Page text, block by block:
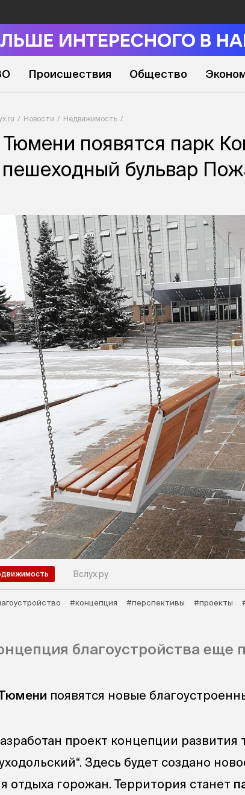
Происшествия Общество
Новости Недвижимость
Тюмени появятся парк
бульвар
Вслух.ру
#концепция #перспективы #проекты
благоустройства еще
появятся новые
проект концепции
Здесь будет создано
отдыха горожан. Территория станет